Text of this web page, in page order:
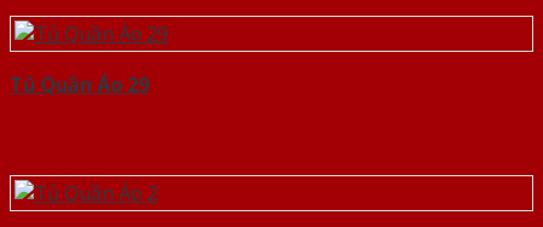
Tủ Quần Áo 29